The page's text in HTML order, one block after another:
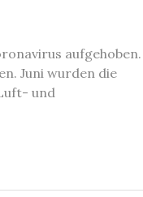
aufgehoben.
Juni wurden die
und